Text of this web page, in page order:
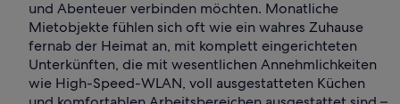
und Abenteuer verbinden möchten. Monatliche
Mietobjekte fühlen sich oft wie ein wahres Zuhause
fernab der Heimat an, mit komplett eingerichteten
Unterkünften, die mit wesentlichen Annehmlichkeiten
wie High-Speed-WLAN, voll ausgestatteten Küchen